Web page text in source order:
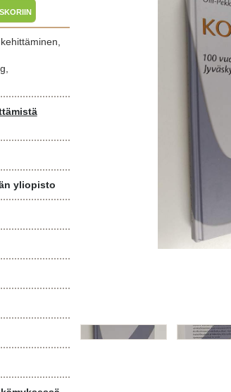
yliopisto